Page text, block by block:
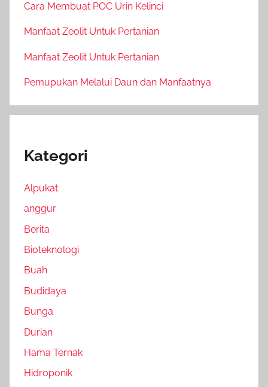
Cara Membuat POC Urin Kelinci
Manfaat Zeolit Untuk Pertanian
Manfaat Zeolit Untuk Pertanian
Pemupukan Melalui Daun dan Manfaatnya
Kategori
Alpukat
anggur
Berita
Bioteknologi
Buah
Budidaya
Bunga
Durian
Hama Ternak
Hidroponik